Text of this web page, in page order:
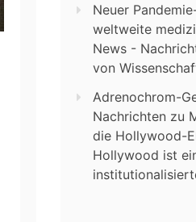
Neuer
weltweite
News -
von
Adrenochrom-
Nachrichten zu
die Hollywood-
Hollywood ist